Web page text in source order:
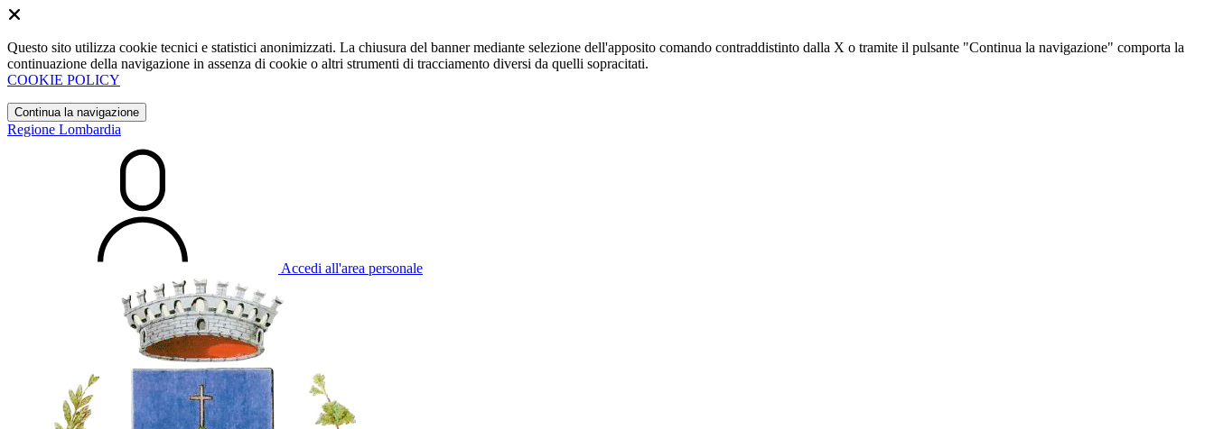
Questo sito utilizza cookie tecnici e statistici anonimizzati. La chiusura del banner mediante selezione dell'apposito comando contraddistinto dalla X o tramite il pulsante "Continua la navigazione" comporta la
continuazione della navigazione in assenza di cookie o altri strumenti di tracciamento diversi da quelli sopracitati.
COOKIE POLICY
Continua la navigazione
Regione Lombardia
Accedi all'area personale